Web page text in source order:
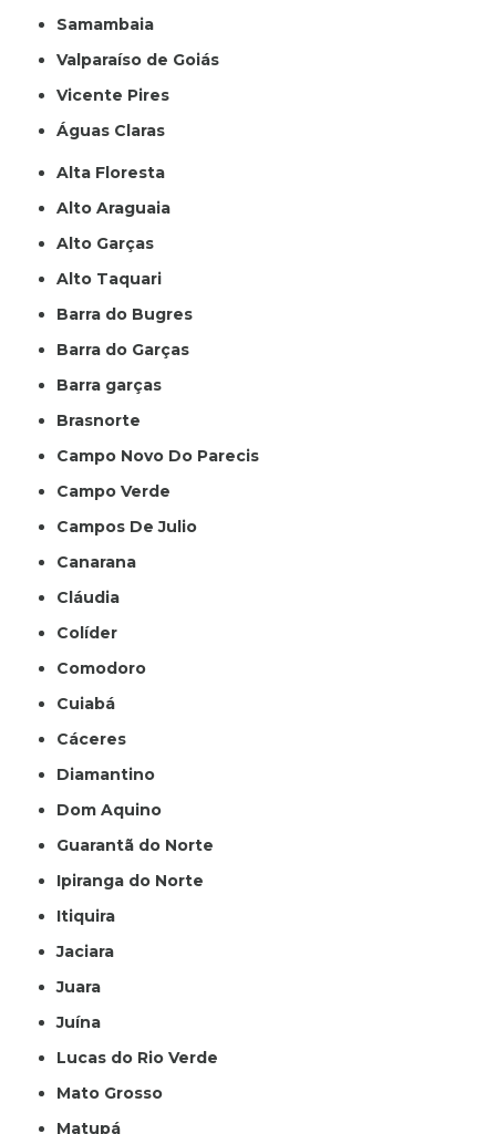
Samambaia
Valparaíso de Goiás
Vicente Pires
Águas Claras
Alta Floresta
Alto Araguaia
Alto Garças
Alto Taquari
Barra do Bugres
Barra do Garças
Barra garças
Brasnorte
Campo Novo Do Parecis
Campo Verde
Campos De Julio
Canarana
Cláudia
Colíder
Comodoro
Cuiabá
Cáceres
Diamantino
Dom Aquino
Guarantã do Norte
Ipiranga do Norte
Itiquira
Jaciara
Juara
Juína
Lucas do Rio Verde
Mato Grosso
Matupá